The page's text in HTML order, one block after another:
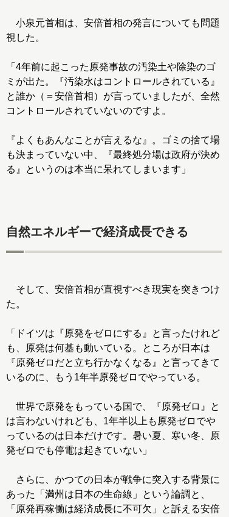
小泉元首相は、安倍首相の発言についても問題
視した。
「4年前に起こった原発事故の汚染土や除染のゴ
ミが出た。『汚染水はコントロールされている』
と誰か（＝安倍首相）が言っていましたが、全然
コントロールされていないのですよ。
『よくもあんなことが言えるな』。ゴミの捨て場
も決まっていない中、『最終処分場は政府が決め
る』というのは本当に呆れてしまいます」
自然エネルギーで経済成長できる
そして、安倍首相が直視すべき現実を突きつけ
た。
「ドイツは『原発をゼロにする』と言ったけれど
も、原発は何基も動いている。ところが日本は
『原発ゼロだと立ち行かなくなる』と言ってきて
いるのに、もう1年半原発ゼロでやっている。
世界で原発をもっている国で、『原発ゼロ』と
は言わないけれども、1年半以上も原発ゼロでや
っているのは日本だけです。暑い夏、寒い冬、原
発ゼロでも停電は起きていない」
さらに、かつての日本が戦争に突入する背景に
あった「満州は日本の生命線」という論調と、
「原発再稼働は経済成長に不可欠」と訴える安倍